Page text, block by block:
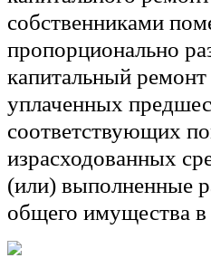
собственниками
пропорционально
капитальный
уплаченных
соответствующих
израсходованных
(или) выполненные
общего имущества